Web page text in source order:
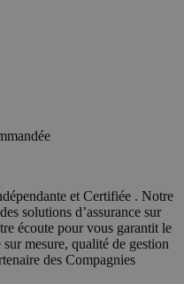
et Certifiée . Notre
solutions d’assurance sur
écoute pour vous garantit le
mesure, qualité de gestion
des Compagnies